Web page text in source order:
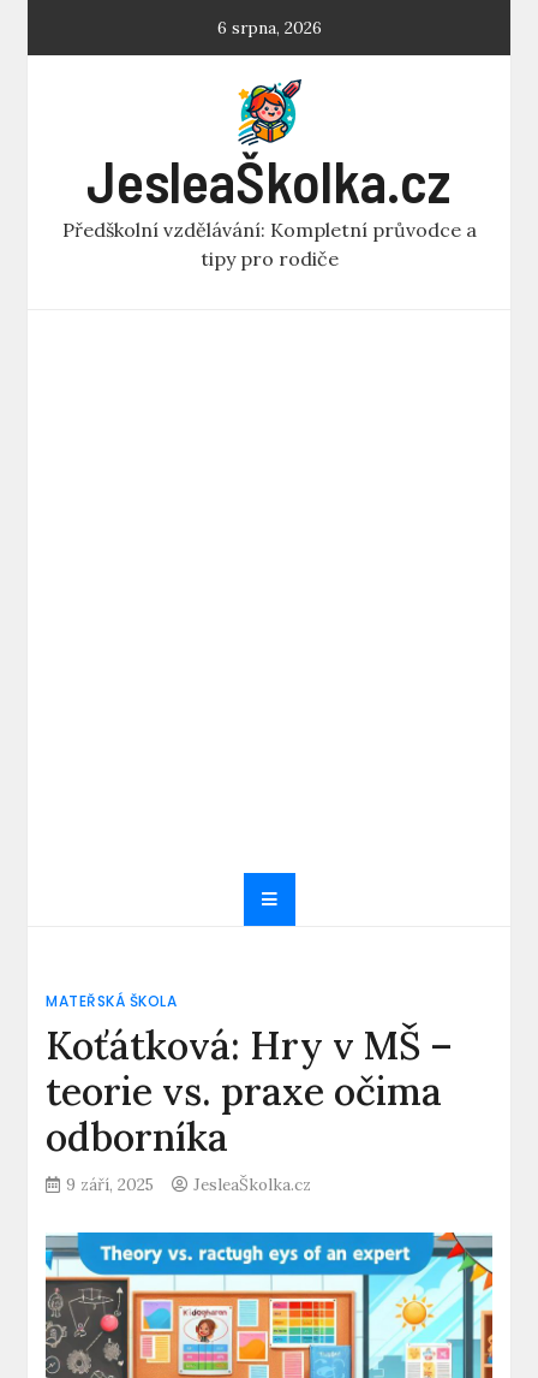
6 srpna, 2026
JesleaŠkolka.cz
Předškolní vzdělávání: Kompletní průvodce a
tipy pro rodiče
MATEŘSKÁ ŠKOLA
Koťátková: Hry v MŠ –
teorie vs. praxe očima
odborníka
9 září, 2025 JesleaŠkolka.cz